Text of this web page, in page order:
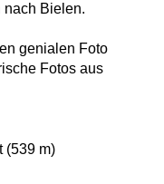
nach Bielen.
genialen Foto
Fotos aus
(539 m)